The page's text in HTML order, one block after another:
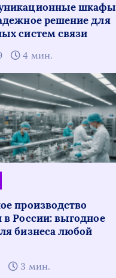
шкафы
решение для
систем связи
4 мин.
производство
в России: выгодное
бизнеса любой
3 мин.